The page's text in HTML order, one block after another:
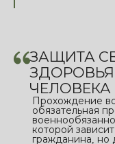
ЗАЩИТА
ЧЕЛОВЕКА
Прохождение
обязательная
которой
гражданина,